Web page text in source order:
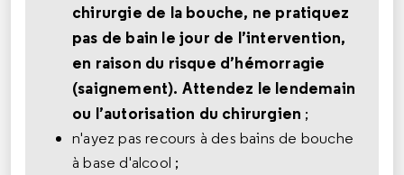
chirurgie de la bouche, ne pratiquez
pas de bain le jour de l’intervention,
en raison du risque d’hémorragie
(saignement). Attendez le lendemain
ou l’autorisation du chirurgien ;
n'ayez pas recours à des bains de bouche
à base d'alcool ;